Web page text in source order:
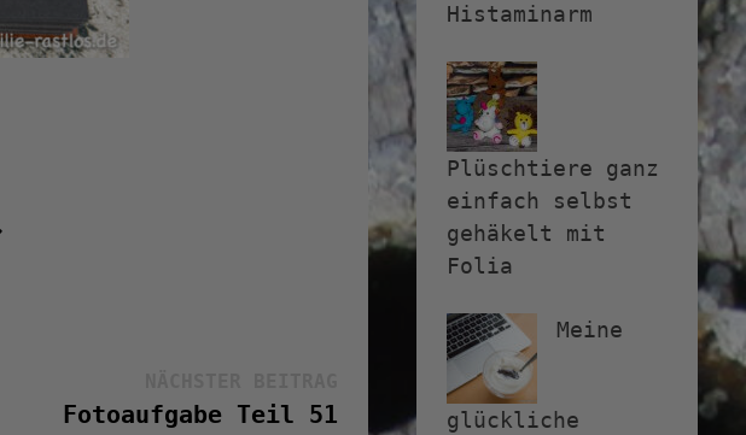
Beitrag:
Fotoaufgabe Teil 51
Histaminarm
Plüschtiere ganz
einfach selbst
gehäkelt mit
Folia
Meine
glückliche